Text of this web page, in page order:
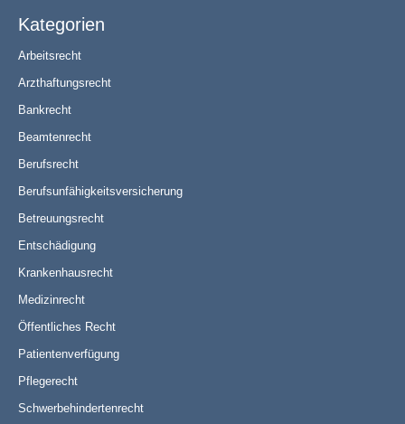
Kategorien
Arbeitsrecht
Arzthaftungsrecht
Bankrecht
Beamtenrecht
Berufsrecht
Berufsunfähigkeitsversicherung
Betreuungsrecht
Entschädigung
Krankenhausrecht
Medizinrecht
Öffentliches Recht
Patientenverfügung
Pflegerecht
Schwerbehindertenrecht